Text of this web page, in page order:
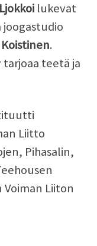
lukevat
joogastudio
.
teetä ja
Liitto
Pihasalin,
Voiman Liiton